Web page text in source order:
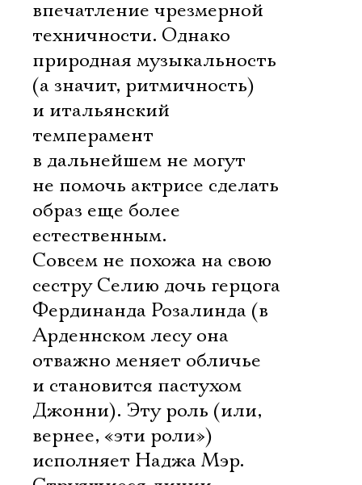
впечатление чрезмерной
техничности. Однако
природная музыкальность
(а значит, ритмичность)
и итальянский
темперамент
в дальнейшем не могут
не помочь актрисе сделать
образ еще более
естественным.
Совсем не похожа на свою
сестру Селию дочь герцога
Фердинанда Розалинда (в
Арденнском лесу она
отважно меняет обличье
и становится пастухом
Джонни). Эту роль (или,
вернее, «эти роли»)
исполняет Наджа Мэр.